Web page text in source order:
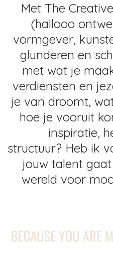
Met The
(hallooo
vormgever,
glunderen en
met wat je
verdiensten en
je van droomt,
hoe je vooruit
inspiratie,
structuur? Heb ik
jouw talent
wereld voor